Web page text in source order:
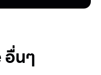
นๆ